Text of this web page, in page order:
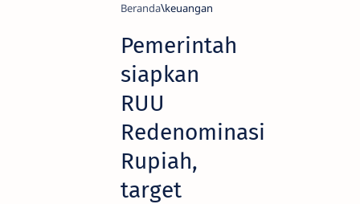
Beranda keuangan
Pemerintah
siapkan
RUU
Redenominasi
Rupiah,
target